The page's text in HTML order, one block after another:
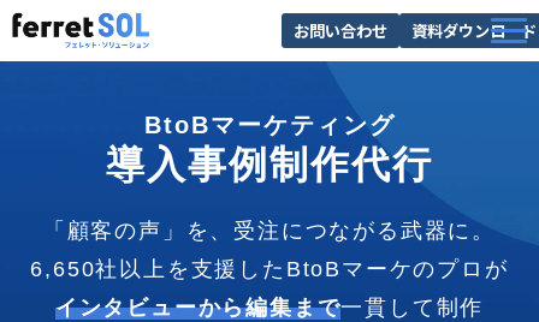
お問い合わせ 資料ダウンロード
サービス一覧
選ばれる理由
導入事例
お役立ち情報
BtoBマーケティング
導入事例制作代行
「顧客の声」を、受注につながる武器に。
6,650社以上を支援したBtoBマーケのプロが
インタビューから編集まで一貫して制作